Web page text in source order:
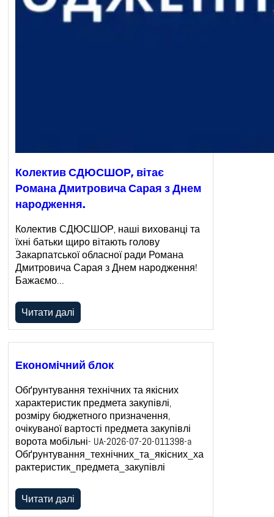
Колектив СДЮСШОР, вітає
Романа Дмитровича Сарая з Днем
народження.
Колектив СДЮСШОР, наші вихованці та
їхні батьки щиро вітають голову
Закарпатської обласної ради Романа
Дмитровича Сарая з Днем народження!
Бажаємо…
Читати далі
Економічний блок
Обґрунтування технічних та якісних
характеристик предмета закупівлі,
розміру бюджетного призначення,
очікуваної вартості предмета закупівлі
ворота мобільні- UA-2026-07-20-011398-a
Обґрунтування_технічних_та_якісних_ха
рактеристик_предмета_закупівлі
Читати далі